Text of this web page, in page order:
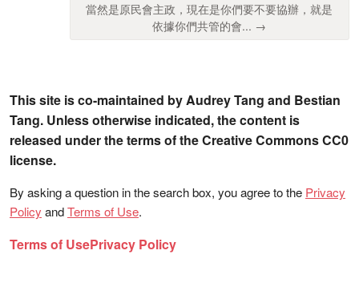
當然是原民會主政，現在是你們要不要協辦，就是
依據你們共管的會... →
This site is co-maintained by Audrey Tang and Bestian
Tang. Unless otherwise indicated, the content is
released under the terms of the Creative Commons CC0
license.
By asking a question in the search box, you agree to the Privacy
Policy andTerms of Use.
Terms of UsePrivacy Policy